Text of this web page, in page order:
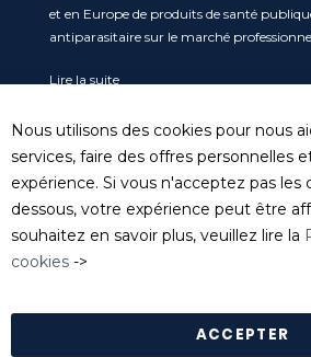
et en Europe de produits de santé
antiparasitaire sur le marché
Lire la suite
Service clients
Tel: 04 74 06 17 20
serviceclient@killgerm.fr
Département technique/ FDS
Nous utilisons des cookies pour nous
services, faire des offres personnelles
expérience. Si vous n'acceptez pas les
dessous, votre expérience peut être
souhaitez en savoir plus, veuillez lire la
cookies ->
ACCEPTER